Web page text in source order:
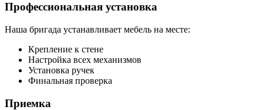
Профессиональная установка
Наша бригада устанавливает мебель на месте:
Крепление к стене
Настройка всех механизмов
Установка ручек
Финальная проверка
Приемка